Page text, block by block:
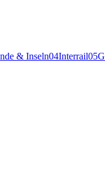
& Inseln04Interrail05